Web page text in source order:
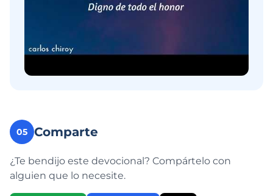
05 Comparte
¿Te bendijo este devocional? Compártelo con
alguien que lo necesite.